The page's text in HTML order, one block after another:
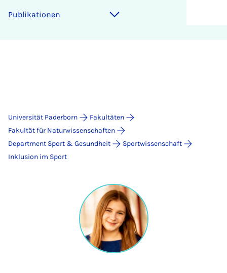
Publikationen
Universität Paderborn
Fakultäten
Fakultät für Naturwissenschaften
Department Sport & Gesundheit
Sportwissenschaft
Inklusion im Sport